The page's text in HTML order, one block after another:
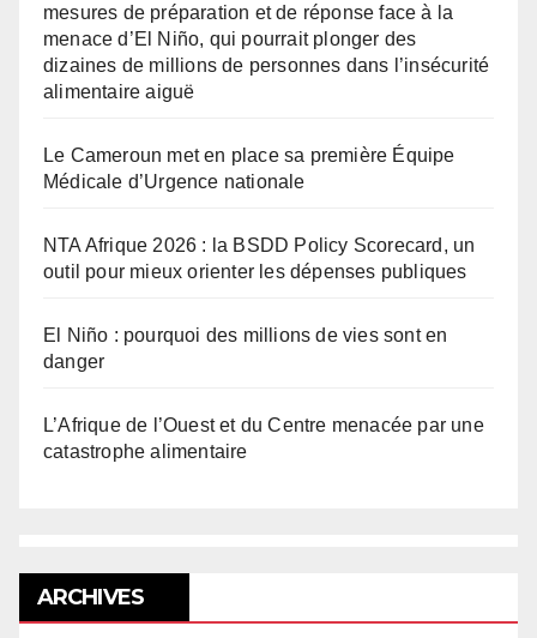
mesures de préparation et de réponse face à la
menace d’El Niño, qui pourrait plonger des
dizaines de millions de personnes dans l’insécurité
alimentaire aiguë
Le Cameroun met en place sa première Équipe
Médicale d’Urgence nationale
NTA Afrique 2026 : la BSDD Policy Scorecard, un
outil pour mieux orienter les dépenses publiques
El Niño : pourquoi des millions de vies sont en
danger
L’Afrique de l’Ouest et du Centre menacée par une
catastrophe alimentaire
ARCHIVES